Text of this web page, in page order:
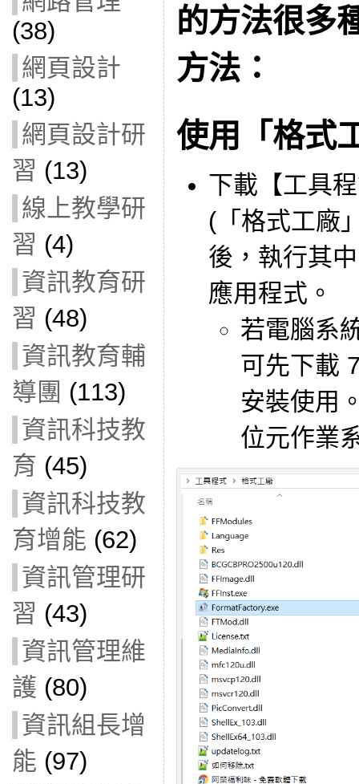
(38)
網頁設計
(13)
網頁設計研
習 (13)
線上教學研
習 (4)
資訊教育研
習 (48)
資訊教育輔
導團 (113)
資訊科技教
育 (45)
資訊科技教
育增能 (62)
資訊管理研
習 (43)
資訊管理維
護 (80)
資訊組長增
能 (97)
的方法很多
方法：
使用「格式
下載【工具
(「格式工廠
後，執行其
應用程式。
若電腦系
可先下載
安裝使用
位元作業